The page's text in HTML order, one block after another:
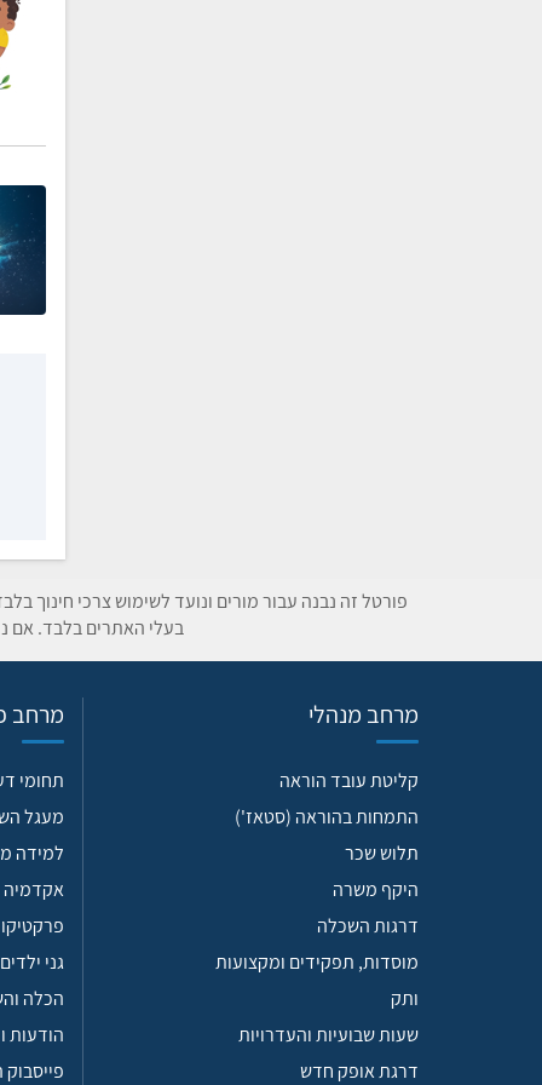
פורטל זה נבנה עבור מורים ונועד לשימוש צרכי חינוך
בעלי האתרים בלבד. אם
מרחב מנהלי
קליטת עובד הוראה
התמחות בהוראה (סטאז')
תלוש שכר
היקף משרה
דרגות השכלה
מוסדות, תפקידים ומקצועות
ותק
שעות שבועיות והעדרויות
דרגת אופק חדש
מרחב
תחומי
מעגל
למידה
גני ילדים
הכלה
הודעות